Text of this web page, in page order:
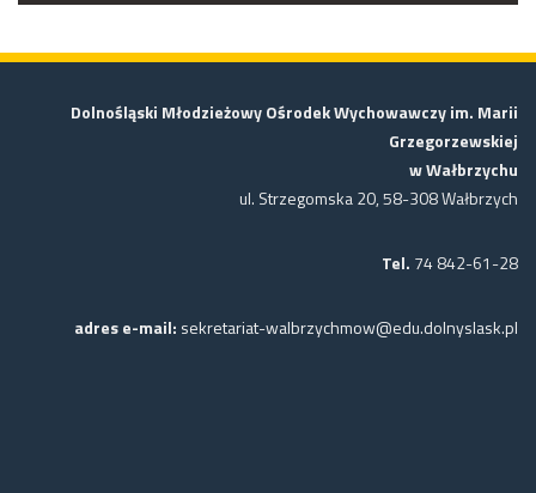
Dolnośląski Młodzieżowy Ośrodek Wychowawczy im. Marii
Grzegorzewskiej
w Wałbrzychu
ul. Strzegomska 20, 58-308 Wałbrzych
Tel. 74 842-61-28
adres e-mail: sekretariat-walbrzychmow@edu.dolnyslask.pl